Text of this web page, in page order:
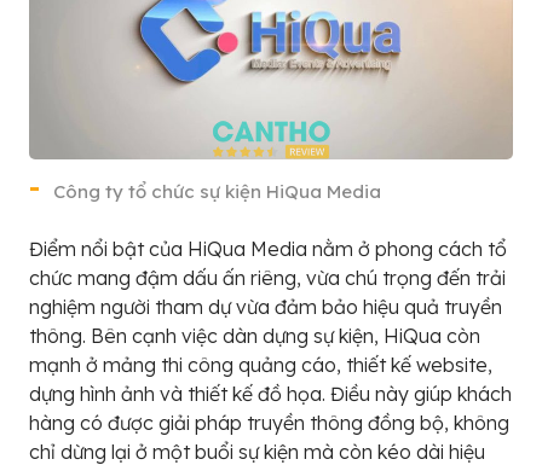
Công ty tổ chức sự kiện HiQua Media
Điểm nổi bật của HiQua Media nằm ở phong cách tổ
chức mang đậm dấu ấn riêng, vừa chú trọng đến trải
nghiệm người tham dự vừa đảm bảo hiệu quả truyền
thông. Bên cạnh việc dàn dựng sự kiện, HiQua còn
mạnh ở mảng thi công quảng cáo, thiết kế website,
dựng hình ảnh và thiết kế đồ họa. Điều này giúp khách
hàng có được giải pháp truyền thông đồng bộ, không
chỉ dừng lại ở một buổi sự kiện mà còn kéo dài hiệu